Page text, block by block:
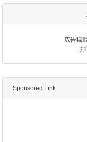
広告掲
お
Sponsored Link